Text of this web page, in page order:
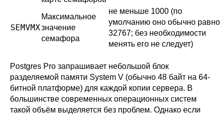
SEMVMX
Максимальное
значение
семафора
не меньше 1000 (по
умолчанию оно обычно равно
32767; без необходимости
менять его не следует)
Postgres Pro запрашивает небольшой блок
разделяемой памяти System V (обычно 48 байт на 64-
битной платформе) для каждой копии сервера. В
большинстве современных операционных систем
такой объём выделяется без проблем. Однако если